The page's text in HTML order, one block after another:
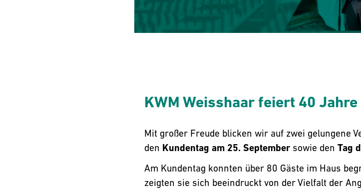
KWM Weisshaar feiert 40
Mit großer Freude blicken wir auf zwei gelungene
den Kundentag am 25. Septembersowie den Tag
Am Kundentag konnten über 80 Gäste im Haus
zeigten sie sich beeindruckt von der Vielfalt der